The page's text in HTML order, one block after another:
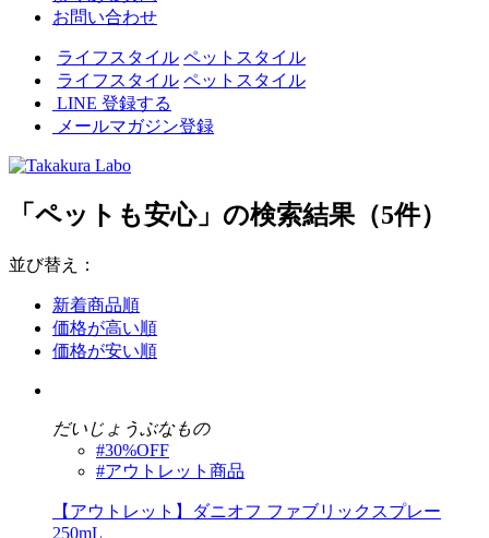
お問い合わせ
ライフスタイル ペットスタイル
ライフスタイル ペットスタイル
LINE 登録する
メールマガジン登録
「ペットも安心」の検索結果（5件）
並び替え：
新着商品順
価格が高い順
価格が安い順
だいじょうぶなもの
#30%OFF
#アウトレット商品
【アウトレット】ダニオフ ファブリックスプレー
250mL